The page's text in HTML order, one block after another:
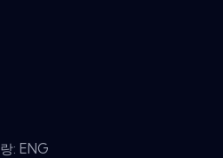
랑: ENG